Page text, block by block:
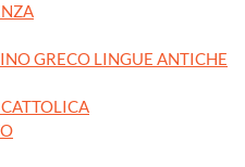
GRECO LINGUE ANTICHE